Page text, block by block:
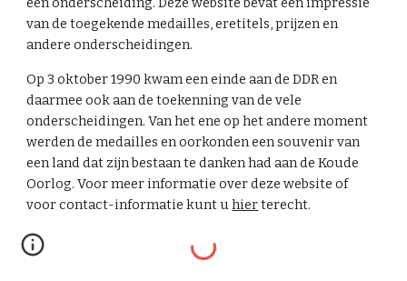
van de toegekende medailles, eretitels, prijzen en
andere onderscheidingen.
Op 3 oktober 1990 kwam een einde aan de DDR en
daarmee ook aan de toekenning van de vele
onderscheidingen. Van het ene op het andere moment
werden de medailles en oorkonden een souvenir van
een land dat zijn bestaan te danken had aan de Koude
Oorlog. Voor meer informatie over deze website of
voor contact-informatie kunt uhierterecht.